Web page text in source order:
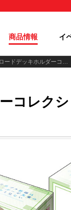
商品情報 イ
第147弾 ブシロードデッキホルダーコレクションV2 Vol.709～714
コレク